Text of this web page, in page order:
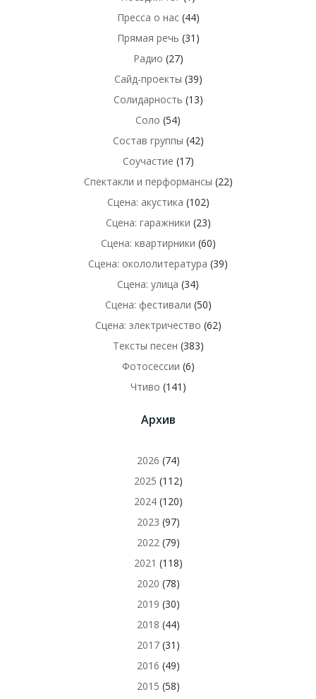
Пресса о нас(44)
Прямая речь (31)
Радио (27)
Сайд-проекты (39)
Солидарность (13)
Соло (54)
Состав группы (42)
Соучастие (17)
Спектакли и перформансы (22)
Сцена: акустика (102)
Сцена: гаражники (23)
Сцена: квартирники (60)
Сцена: окололитература (39)
Сцена: улица (34)
Сцена: фестивали (50)
Сцена: электричество (62)
Тексты песен (383)
Фотосессии (6)
Чтиво (141)
Архив
2026 (74)
2025 (112)
2024(120)
2023 (97)
2022(79)
2021 (118)
2020 (78)
2019 (30)
2018 (44)
2017(31)
2016 (49)
2015 (58)